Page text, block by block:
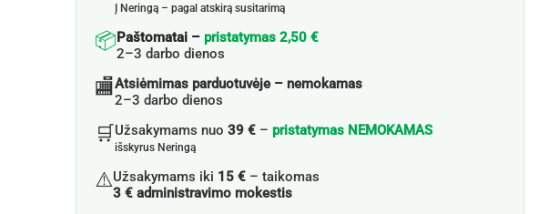
Į Neringą – pagal atskirą susitarimą
📦Paštomatai – pristatymas 2,50 €
2–3 darbo dienos
🏬Atsiėmimas parduotuvėje – nemokamas
2–3 darbo dienos
🛒Užsakymams nuo39 € – pristatymas NEMOKAMAS
išskyrus Neringą
⚠️Užsakymams iki 15 € – taikomas
3 € administravimo mokestis